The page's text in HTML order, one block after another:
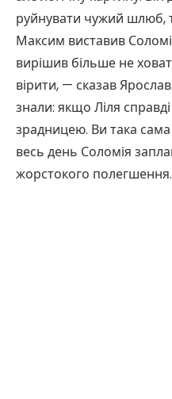
руйнувати чужий шлюб,
Максим виставив
вирішив більше не
вірити, — сказав
знали: якщо Ліля
зрадницею. Ви така сама
весь день Соломія
жорстокого полегшення.